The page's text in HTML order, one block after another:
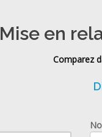
Mise en
Comparez